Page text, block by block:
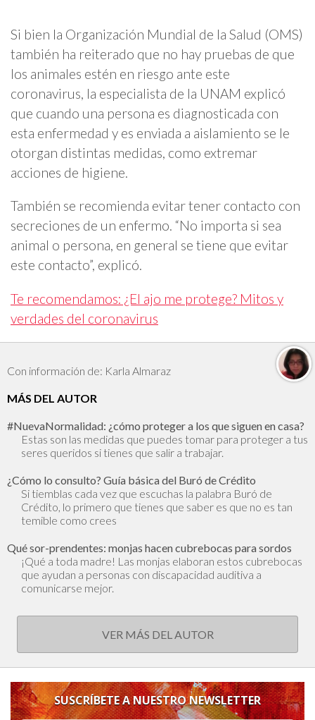
Si bien la Organización Mundial de la Salud (OMS)
también ha reiterado que no hay pruebas de que
los animales estén en riesgo ante este
coronavirus, la especialista de la UNAM explicó
que cuando una persona es diagnosticada con
esta enfermedad y es enviada a aislamiento se le
otorgan distintas medidas, como extremar
acciones de higiene.
También se recomienda evitar tener contacto con
secreciones de un enfermo. “No importa si sea
animal o persona, en general se tiene que evitar
este contacto”, explicó.
Te recomendamos: ¿El ajo me protege? Mitos y
verdades del coronavirus
Con información de: Karla Almaraz
MÁS DEL AUTOR
#NuevaNormalidad: ¿cómo proteger a los que siguen en casa?
Estas son las medidas que puedes tomar para proteger a tus
seres queridos si tienes que salir a trabajar.
¿Cómo lo consulto? Guía básica del Buró de Crédito
Si tiemblas cada vez que escuchas la palabra Buró de
Crédito, lo primero que tienes que saber es que no es tan
temible como crees
Qué sor-prendentes: monjas hacen cubrebocas para sordos
¡Qué a toda madre! Las monjas elaboran estos cubrebocas
que ayudan a personas con discapacidad auditiva a
comunicarse mejor.
VER MÁS DEL AUTOR
SUSCRÍBETE A NUESTRO NEWSLETTER